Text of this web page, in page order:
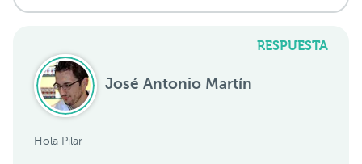
RESPUESTA
Hola Pilar
José Antonio Martín